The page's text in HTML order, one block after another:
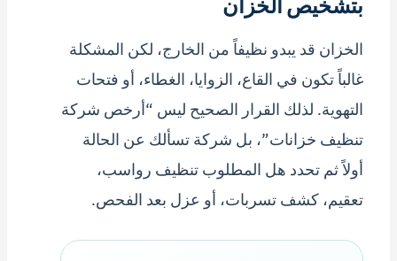
بتشخيص الخزان
الخزان قد يبدو نظيفاً من الخارج، لكن المشكلة
غالباً تكون في القاع، الزوايا، الغطاء، أو فتحات
التهوية. لذلك القرار الصحيح ليس “أرخص شركة
تنظيف خزانات”، بل شركة تسألك عن الحالة
أولاً ثم تحدد هل المطلوب تنظيف رواسب،
تعقيم، كشف تسربات، أو عزل بعد الفحص.